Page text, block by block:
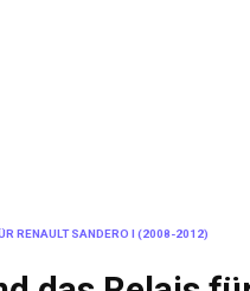
RENAULT SANDERO I (2008-2012)